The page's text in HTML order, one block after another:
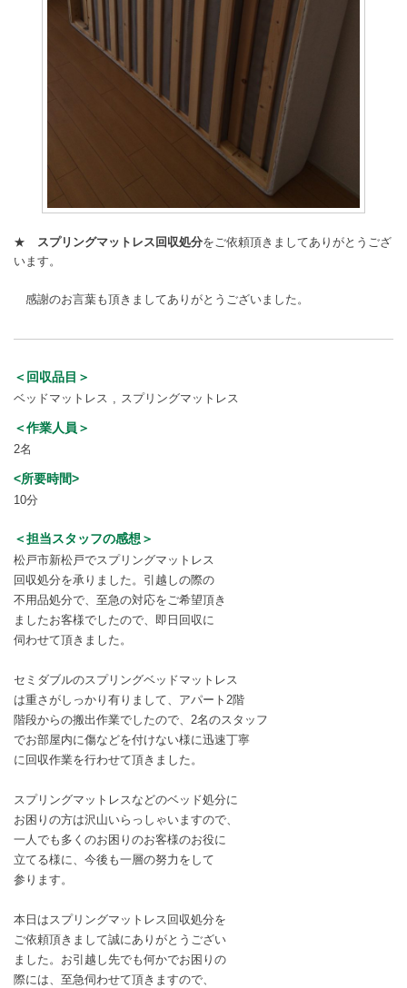
★ スプリングマットレス回収処分をご依頼頂きましてありがとうござ
います。
感謝のお言葉も頂きましてありがとうございました。
＜回収品目＞
ベッドマットレス スプリングマットレス
＜作業人員＞
2名
<所要時間>
10分
＜担当スタッフの感想＞
松戸市新松戸でスプリングマットレス
回収処分を承りました。引越しの際の
不用品処分で、至急の対応をご希望頂き
ましたお客様でしたので、即日回収に
伺わせて頂きました。
セミダブルのスプリングベッドマットレス
は重さがしっかり有りまして、アパート2階
階段からの搬出作業でしたので、2名のスタッフ
でお部屋内に傷などを付けない様に迅速丁寧
に回収作業を行わせて頂きました。
スプリングマットレスなどのベッド処分に
お困りの方は沢山いらっしゃいますので、
一人でも多くのお困りのお客様のお役に
立てる様に、今後も一層の努力をして
参ります。
本日はスプリングマットレス回収処分を
ご依頼頂きまして誠にありがとうござい
ました。お引越し先でも何かでお困りの
際には、至急伺わせて頂きますので、